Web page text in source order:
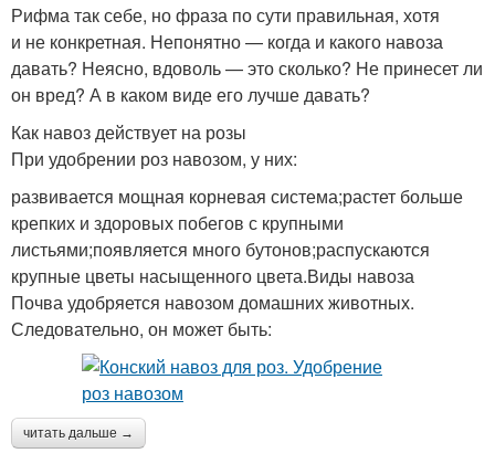
Рифма так себе, но фраза по сути правильная, хотя
и не конкретная. Непонятно — когда и какого навоза
давать? Неясно, вдоволь — это сколько? Не принесет ли
он вред? А в каком виде его лучше давать?
Как навоз действует на розы
При удобрении роз навозом, у них:
развивается мощная корневая система;растет больше
крепких и здоровых побегов с крупными
листьями;появляется много бутонов;распускаются
крупные цветы насыщенного цвета.Виды навоза
Почва удобряется навозом домашних животных.
Следовательно, он может быть:
читать дальше →